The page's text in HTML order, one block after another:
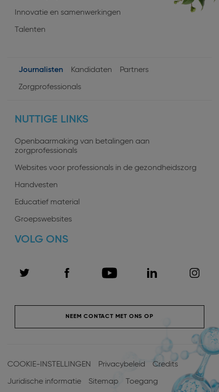
Innovatie en samenwerkingen
Talenten
User
Journalisten Kandidaten Partners
Zorgprofessionals
NUTTIGE LINKS
Openbaarmaking van betalingen aan
zorgprofessionals
Websites voor professionals in de gezondheidszorg
Handvesten
Educatief material
Groepswebsites
VOLG ONS
NEEM CONTACT MET ONS OP
Pied
de
COOKIE-INSTELLINGEN Privacybeleid Credits
Juridische informatie Sitemap Toegang